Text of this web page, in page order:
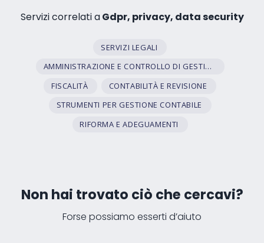
Servizi correlati aGdpr, privacy, data security
SERVIZI LEGALI
AMMINISTRAZIONE E CONTROLLO DI GESTIONE
FISCALITÀ
CONTABILITÀ E REVISIONE
STRUMENTI PER GESTIONE CONTABILE
RIFORMA E ADEGUAMENTI
Non hai trovato ciò che cercavi?
Forse possiamo esserti d’aiuto